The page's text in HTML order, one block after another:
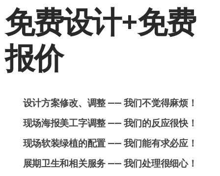
免费设计+免费
报价
设计方案修改、调整 —— 我们不觉得麻烦！
现场海报美工字调整 —— 我们的反应很快！
现场软装绿植的配置 —— 我们能有求必应！
展期卫生和相关服务 —— 我们处理很细心！